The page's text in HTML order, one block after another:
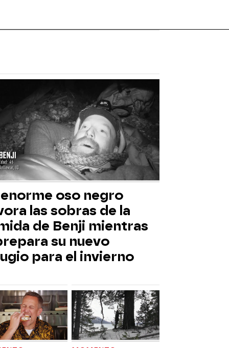
oso negro
las sobras de la
de Benji mientras
su nuevo
para el invierno